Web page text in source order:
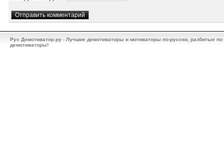
Рус Демотиватор.ру - Лучшие демотиваторы и мотиваторы по-русски, разбитые
демотиваторы!